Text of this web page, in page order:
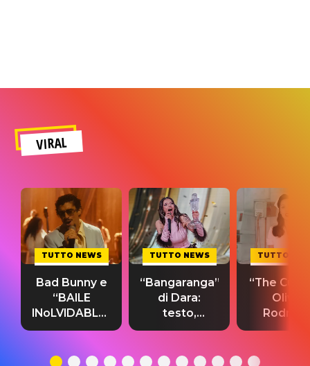
VIRAL
TUTTO NEWS
Bad Bunny e
“BAILE
INoLVIDABLE”:
testo,
significato
TUTTO NEWS
“Bangaranga”
di Dara:
testo,
traduzione e
del singolo
TUTTO
“The
Olivia
testo,